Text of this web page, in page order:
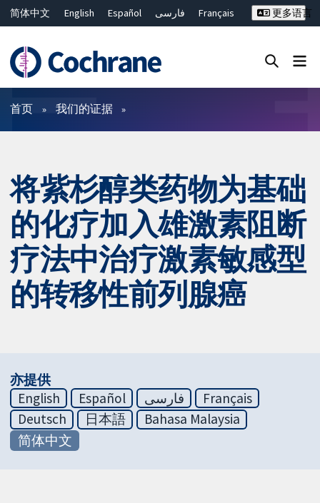
简体中文 English Español فارسی
Français
ไทย
繁體中文
更多语言
过滤
首页 我们的证据
将紫杉醇类药物为基础
的化疗加入雄激素阻断
疗法中治疗激素敏感型
的转移性前列腺癌
亦提供
English
Español فارسی
Français
Deutsch
日本語
Bahasa Malaysia
简体中文